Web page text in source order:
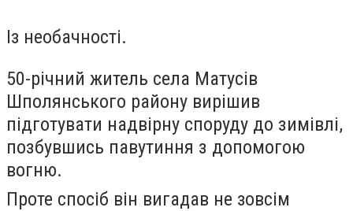
Із необачності.
50-річний житель села Матусів
Шполянського району вирішив
підготувати надвірну споруду до зимівлі,
позбувшись павутиння з допомогою
вогню.
Проте спосіб він вигадав не зовсім